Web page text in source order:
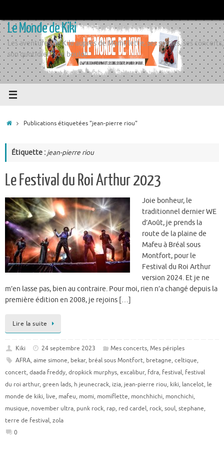
contenu
Le Monde de Kiki
Les aventures de Kiki auprès de Momiflette, ses sorties, ses concerts,
son quotidien, son boulot
AccueilPublications étiquetées "jean-pierre riou"
Étiquette : jean-pierre riou
Le Festival du Roi Arthur 2023
Joie bonheur, le
traditionnel dernier WE
d’Août, je prends la
route de la plaine de
Mafeu à Bréal sous
Montfort, pour le
Festival du Roi Arthur
version 2024. Et je ne
m’en lasse pas, bien au contraire. Pour moi, rien n’a changé depuis la
première édition en 2008, je rejoins […]
Lire la suite
Kiki 24 septembre 2023 Mes concerts, Mes périples
AFRA, aime simone, bekar, bréal sous Montfort, bretagne, celtique,
concert, daada freddy, dropkick murphys, excalibur, fdra, festival, festival
du roi arthur, green lads, h jeunecrack, izia, jean-pierre riou, kiki, lancelot, le
monde de kiki, live, mafeu, momi, momiflette, monchhichi, monchichi,
musique, november ultra, punk rock, rap, red cardel, rock, soul, stephane,
terre de festival, zola
0